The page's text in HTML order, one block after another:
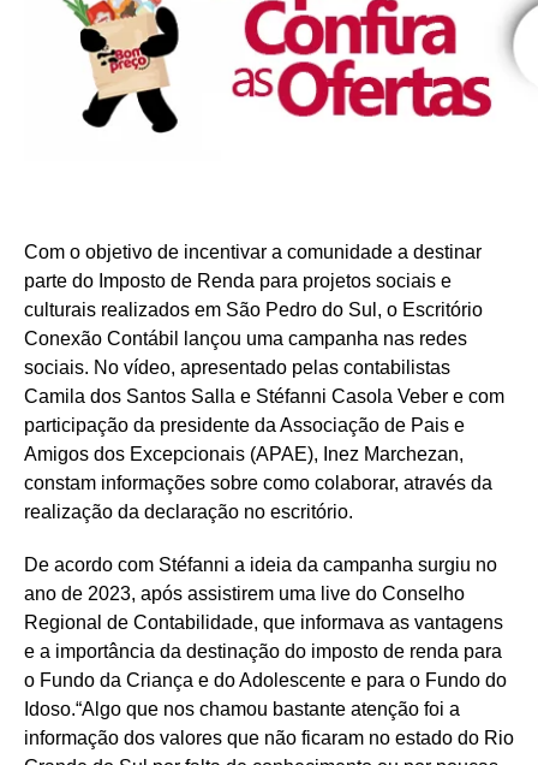
Com o objetivo de incentivar a comunidade a destinar
parte do Imposto de Renda para projetos sociais e
culturais realizados em São Pedro do Sul, o Escritório
Conexão Contábil lançou uma campanha nas redes
sociais. No vídeo, apresentado pelas contabilistas
Camila dos Santos Salla e Stéfanni Casola Veber e com
participação da presidente da Associação de Pais e
Amigos dos Excepcionais (APAE), Inez Marchezan,
constam informações sobre como colaborar, através da
realização da declaração no escritório.
De acordo com Stéfanni a ideia da campanha surgiu no
ano de 2023, após assistirem uma live do Conselho
Regional de Contabilidade, que informava as vantagens
e a importância da destinação do imposto de renda para
o Fundo da Criança e do Adolescente e para o Fundo do
Idoso.“Algo que nos chamou bastante atenção foi a
informação dos valores que não ficaram no estado do Rio